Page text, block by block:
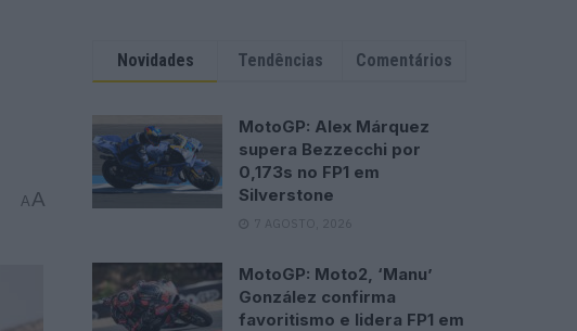
AA
Novidades Tendências Comentários
MotoGP: Alex Márquez
supera Bezzecchi por
0,173s no FP1 em
Silverstone
7 AGOSTO, 2026
MotoGP: Moto2, ‘Manu’
González confirma
favoritismo e lidera FP1 em